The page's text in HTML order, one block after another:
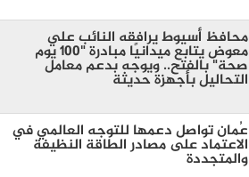
محافظ أسيوط يرافقه النائب علي
معوض يتابع ميدانيًا مبادرة "100 يوم
صحة" بالفتح.. ويوجه بدعم معامل
التحاليل بأجهزة حديثة
عُمان تواصل دعمها للتوجه العالمي في
الاعتماد على مصادر الطاقة النظيفة
والمتجددة